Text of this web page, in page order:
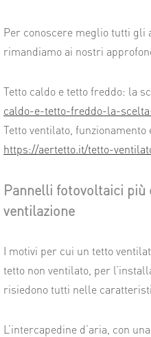
Per conoscere meglio tutti gli
rimandiamo ai nostri
Tetto caldo e tetto freddo: la
caldo-e-tetto-freddo-la-
Tetto ventilato, funzionamento
https://aertetto.it/tetto-
Pannelli fotovoltaici più
ventilazione
I motivi per cui un tetto
tetto non ventilato, per
risiedono tutti nelle
L’intercapedine d’aria, con